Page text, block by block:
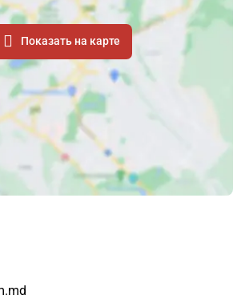
Показать на карте